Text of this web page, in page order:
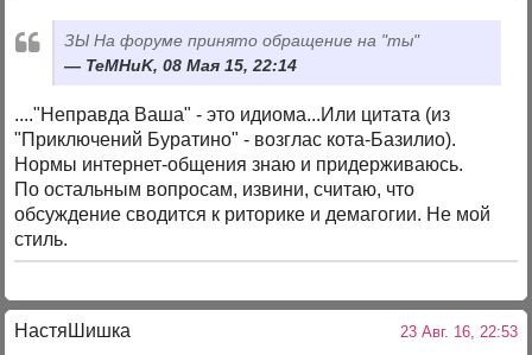
ЗЫ На форуме принято обращение на "ты"
TeMHuK, 08 Мая 15, 22:14
...."Неправда Ваша" - это идиома...Или цитата (из
"Приключений Буратино" - возглас кота-Базилио).
Нормы интернет-общения знаю и придерживаюсь.
По остальным вопросам, извини, считаю, что
обсуждение сводится к риторике и демагогии. Не мой
стиль.
НастяШишка 23 Авг. 16, 22:53